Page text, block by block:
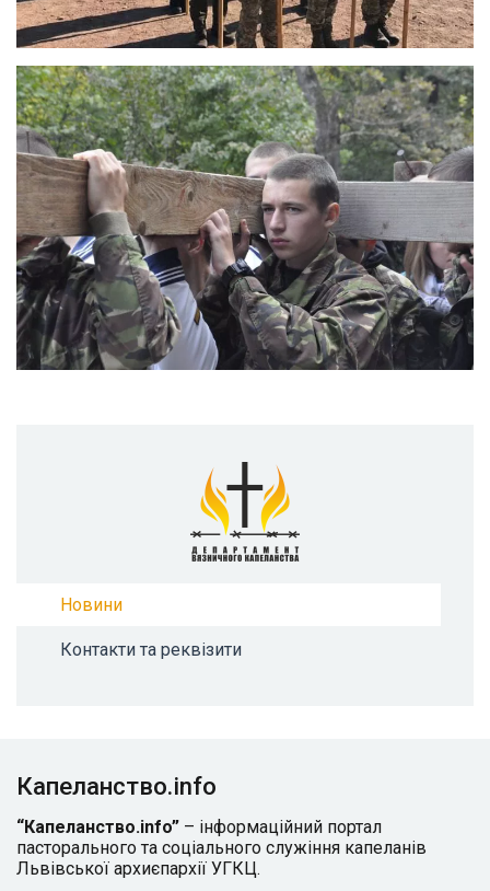
Новини
Контакти та реквізити
Капеланство.info
“Капеланство.info” – інформаційний портал
пасторального та соціального служіння капеланів
Львівської архиєпархії УГКЦ.